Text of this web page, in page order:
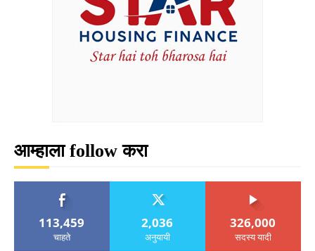
आम्हाला follow करा
113,459
चाहते
2,036
अनुयायी
326,000
सदस्य यादी